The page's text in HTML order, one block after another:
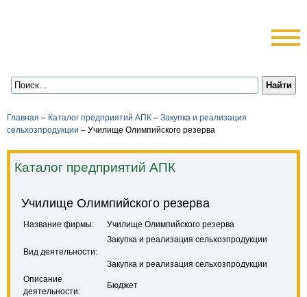
Главная – Каталог предприятий АПК – Закупка и реализация
сельхозпродукции – Училище Олимпийского резерва
Каталог предприятий АПК
Училище Олимпийского резерва
Название фирмы: Училище Олимпийского резерва
Вид деятельности:
Закупка и реализация сельхозпродукции
Закупка и реализация сельхозпродукции
Описание
деятельности:
Бюджет